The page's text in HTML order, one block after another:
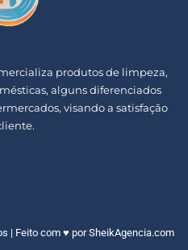
produtos de limpeza,
alguns diferenciados
visando a satisfação
| Feito com ♥ porSheikAgencia.com